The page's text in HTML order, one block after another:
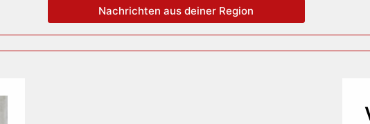
Nachrichten aus deiner Region